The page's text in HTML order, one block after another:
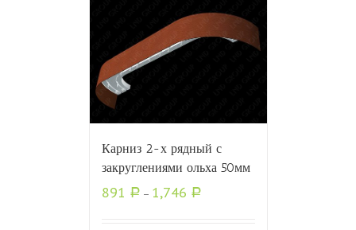
Карниз 2-х рядный с
закруглениями ольха 50мм
891 Р – 1,746 Р